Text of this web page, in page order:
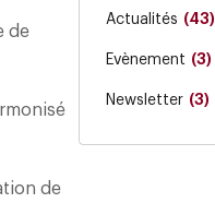
de
de
Actualités (43)
Evènement (3)
Newsletter (3)